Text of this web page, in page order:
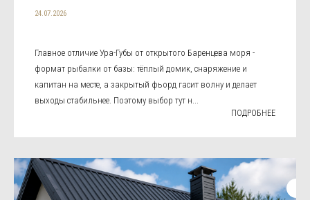
24.07.2026
Главное отличие Ура-Губы от открытого Баренцева моря -
формат рыбалки от базы: тёплый домик, снаряжение и
капитан на месте, а закрытый фьорд гасит волну и делает
выходы стабильнее. Поэтому выбор тут н...
ПОДРОБНЕЕ